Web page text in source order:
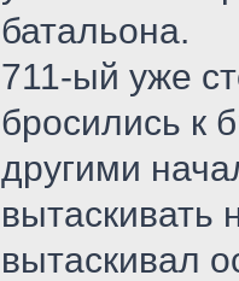
батальона.
711-ый уже
бросились к
другими
вытаскивать
вытаскивал